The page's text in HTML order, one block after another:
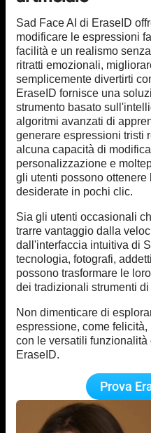
Sad Face AI di EraseID
modificare le espressioni
facilità e un realismo
ritratti emozionali,
semplicemente divertirti
EraseID fornisce una
strumento basato
algoritmi avanzati di
generare espressioni tristi
alcuna capacità di
personalizzazione e
gli utenti possono
desiderate in pochi clic.
Sia gli utenti occasionali
trarre vantaggio dalla
dall'interfaccia intuitiva di
tecnologia, fotografi,
possono trasformare le
dei tradizionali strumenti di
Non dimenticare di
espressione, come
con le versatili
EraseID.
Prova